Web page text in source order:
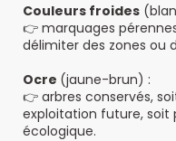
Couleurs froides
👉 marquages
délimiter des zones ou
Ocre (jaune-brun) :
👉 arbres conservés,
exploitation future, soit
écologique.